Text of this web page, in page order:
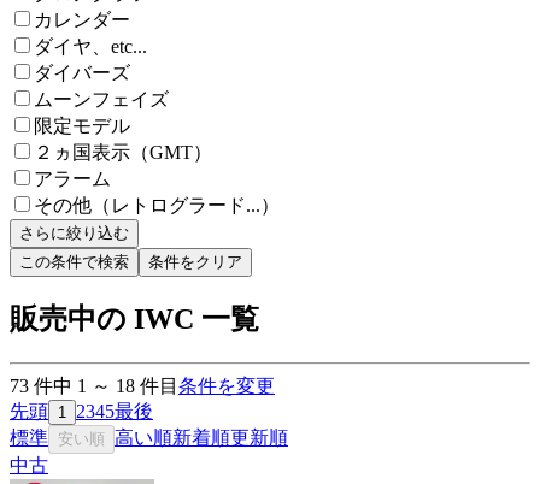
カレンダー
ダイヤ、etc...
ダイバーズ
ムーンフェイズ
限定モデル
２ヵ国表示（GMT）
アラーム
その他（レトログラード...）
さらに絞り込む
この条件で検索
条件をクリア
販売中の IWC 一覧
73 件中 1 ～ 18 件目 条件を変更
先頭 1 2345最後
標準 安い順 高い順新着順更新順
中古